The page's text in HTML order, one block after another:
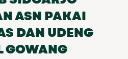
ASN PAKAI
DAN UDENG
GOWANG